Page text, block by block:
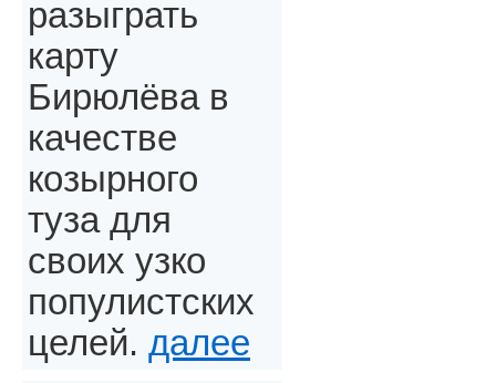
разыграть
карту
Бирюлёва в
качестве
козырного
туза для
своих узко
популистских
целей. далее